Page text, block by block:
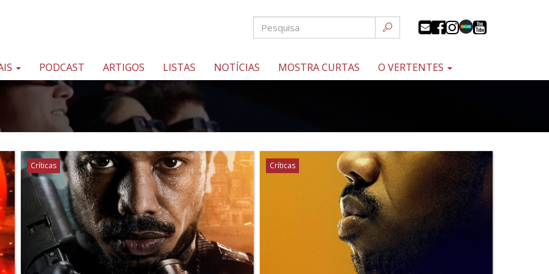
PODCAST ARTIGOS LISTAS NOTÍCIAS MOSTRA CURTAS O VERTENTES
Críticas Críticas